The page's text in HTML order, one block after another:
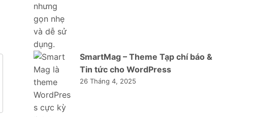
SmartMag – Theme Tạp chí báo &
Tin tức cho WordPress
26 Tháng 4, 2025